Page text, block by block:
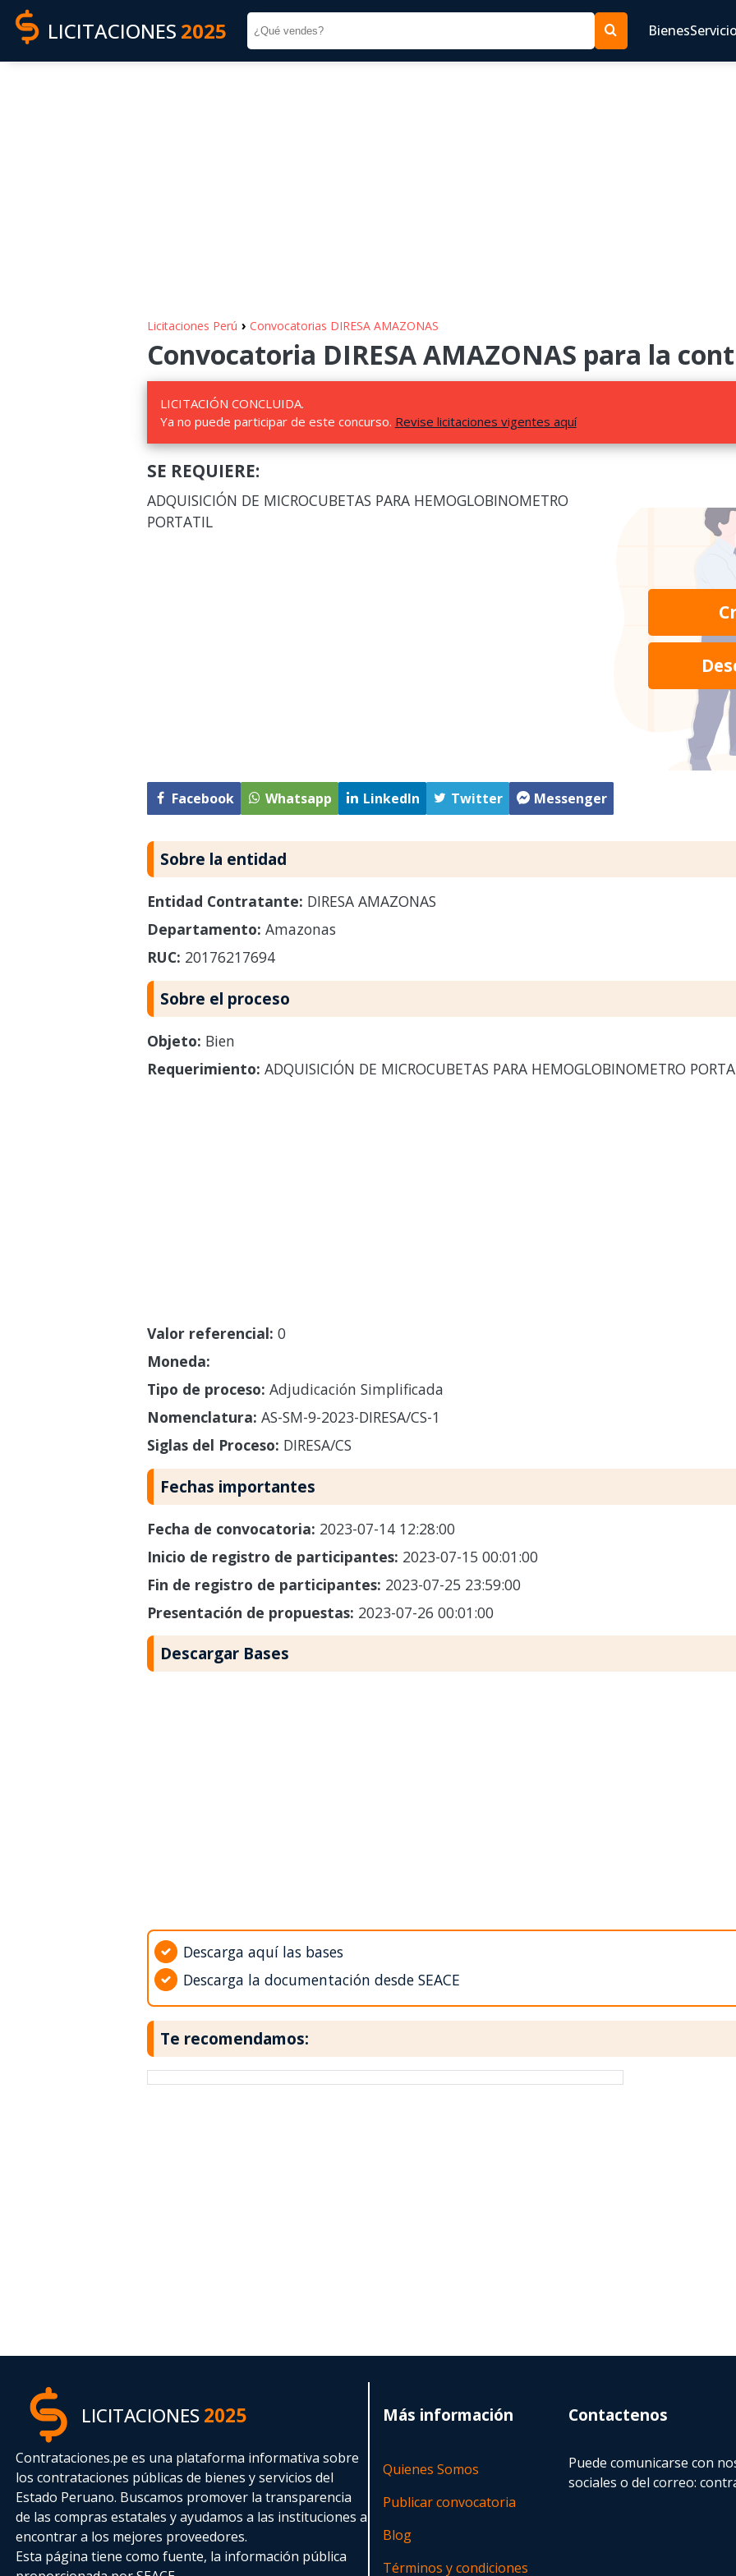
LICITACIONES 2025 Bienes
Licitaciones Perú › Convocatorias DIRESA AMAZONAS
Convocatoria DIRESA AMAZONAS para la
LICITACIÓN CONCLUIDA.
Ya no puede participar de este concurso. Revise licitaciones vigentes aquí
SE REQUIERE:
ADQUISICIÓN DE MICROCUBETAS PARA HEMOGLOBINOMETRO
PORTATIL
Facebook Whatsapp LinkedIn Twitter Messenger
Sobre la entidad
Entidad Contratante: DIRESA AMAZONAS
Departamento: Amazonas
RUC: 20176217694
Sobre el proceso
Objeto: Bien
Requerimiento: ADQUISICIÓN DE MICROCUBETAS PARA HEMOGLOBINOMETRO
Valor referencial: 0
Moneda:
Tipo de proceso: Adjudicación Simplificada
Nomenclatura: AS-SM-9-2023-DIRESA/CS-1
Siglas del Proceso: DIRESA/CS
Fechas importantes
Fecha de convocatoria: 2023-07-14 12:28:00
Inicio de registro de participantes: 2023-07-15 00:01:00
Fin de registro de participantes: 2023-07-25 23:59:00
Presentación de propuestas: 2023-07-26 00:01:00
Descargar Bases
Descarga aquí las bases
Descarga la documentación desde SEACE
Te recomendamos:
LICITACIONES2025
Contrataciones.pe es una plataforma informativa sobre
los contrataciones públicas de bienes y servicios del
Estado Peruano. Buscamos promover la transparencia
de las compras estatalesy ayudamos a las instituciones a
encontrar a los mejores proveedores.
Esta página tiene como fuente, la información pública
Más información
Quienes Somos
Publicar convocatoria
Blog
Términos y condiciones
Contactenos
Puede comunicarse con
sociales o del correo: